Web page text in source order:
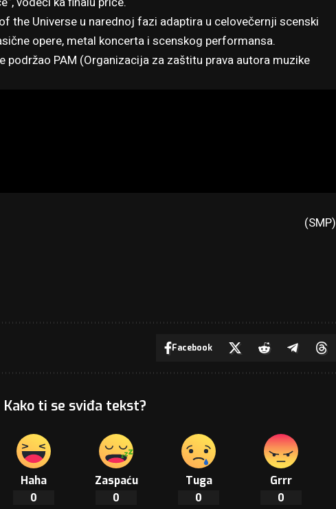
the Universe u narednoj fazi adaptira u celovečernji scenski
opere, metal koncerta i scenskog performansa.
podržao PAM (Organizacija za zaštitu prava autora muzike
(SMP)
Facebook
Kako ti se sviđa tekst?
Haha
0
Zaspaću
0
Tuga
0
Grrr
0